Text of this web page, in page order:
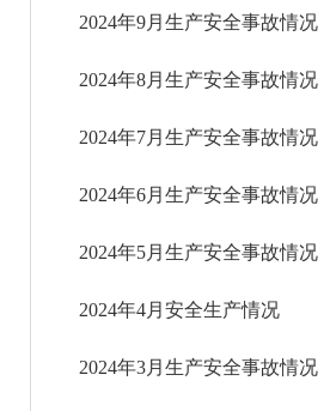
审计结果公告
公共资源交易信息公开
应急管理信息公开
2024年9月生产安全事故情况
2024年8月生产安全事故情况
2024年7月生产安全事故情况
2024年6月生产安全事故情况
2024年5月生产安全事故情况
2024年4月安全生产情况
2024年3月生产安全事故情况